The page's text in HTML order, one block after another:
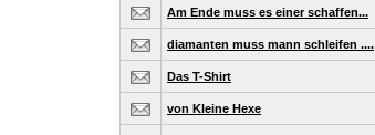
Am Ende muss es einer schaffen...
diamanten muss mann schleifen ....
Das T-Shirt
von Kleine Hexe